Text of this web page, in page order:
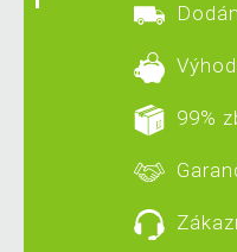
99%